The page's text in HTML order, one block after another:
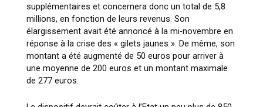
supplémentaires et concernera donc un total de 5,8
millions, en fonction de leurs revenus. Son
élargissement avait été annoncé à la mi-novembre en
réponse à la crise des « gilets jaunes ». De même, son
montant a été augmenté de 50 euros pour arriver à
une moyenne de 200 euros et un montant maximale
de 277 euros.